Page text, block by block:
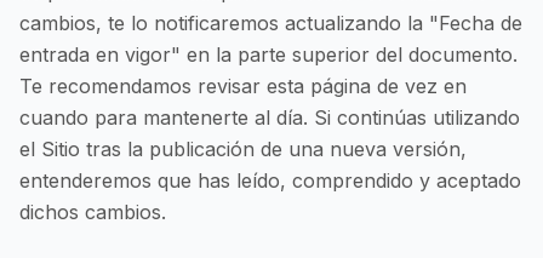
cambios, te lo notificaremos actualizando la "Fecha de
entrada en vigor" en la parte superior del documento.
Te recomendamos revisar esta página de vez en
cuando para mantenerte al día. Si continúas utilizando
el Sitio tras la publicación de una nueva versión,
entenderemos que has leído, comprendido y aceptado
dichos cambios.